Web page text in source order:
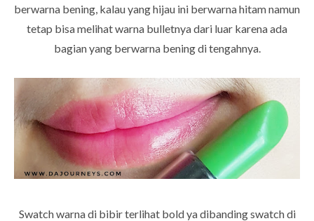
berwarna bening, kalau yang hijau ini berwarna hitam namun
tetap bisa melihat warna bulletnya dari luar karena ada
bagian yang berwarna bening di tengahnya.
Swatch warna di bibir terlihat bold ya dibanding swatch di